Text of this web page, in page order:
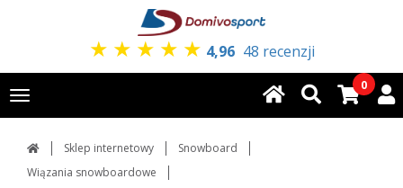
★ ★ ★ ★ ★ 4,96 48 recenzji
Toggle
navigation
0
Sklep internetowy
Snowboard
Wiązania snowboardowe